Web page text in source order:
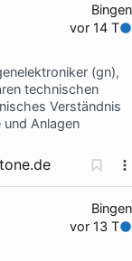
Bingen
vor 14 T
(gn),
technischen
Verständnis
Anlagen
Bingen
vor 13 T